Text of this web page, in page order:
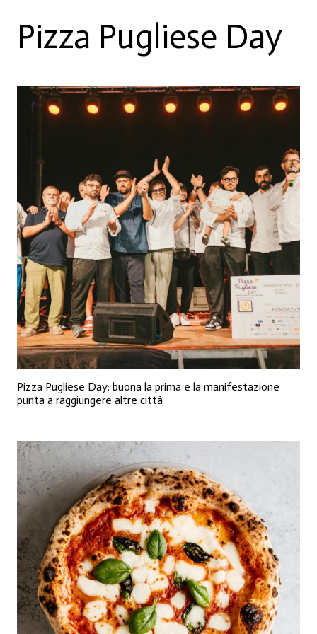
Pizza Pugliese Day
Pizza Pugliese Day: buona la prima e la manifestazione
punta a raggiungere altre città